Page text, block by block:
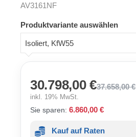
AV3161NF
Produktvariante auswählen
Isoliert, KfW55
30.798,00 €37.658,00 €
inkl. 19% MwSt.
Sie sparen: 6.860,00 €
Kauf auf Raten